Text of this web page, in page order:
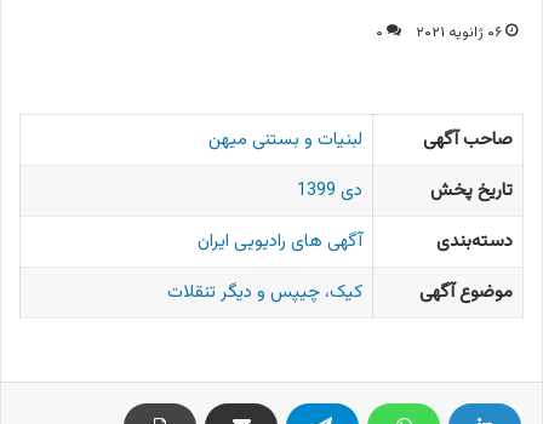
۰۶ ژانویه ۲۰۲۱ ۰
صاحب آگهی
لبنیات و بستنی میهن
تاریخ پخش
دی 1399
دسته‌بندی
آگهی های رادیویی ایران
موضوع آگهی
کیک، چیپس و دیگر تنقلات